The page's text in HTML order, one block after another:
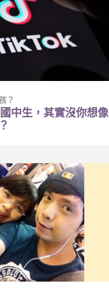
？
中生，其實沒你想像